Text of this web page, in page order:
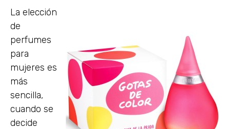
La elección
de
perfumes
para
mujeres es
más
sencilla,
cuando se
decide